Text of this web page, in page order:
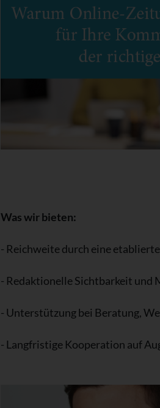
Was wir bieten:
- Reichweite durch eine
- Redaktionelle Sichtbarkeit
- Unterstützung bei Beratung,
- Langfristige Kooperation auf